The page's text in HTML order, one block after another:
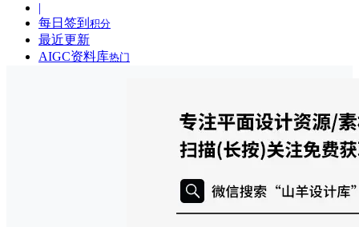
|
每日签到 积分
最近更新
AIGC资料库热门